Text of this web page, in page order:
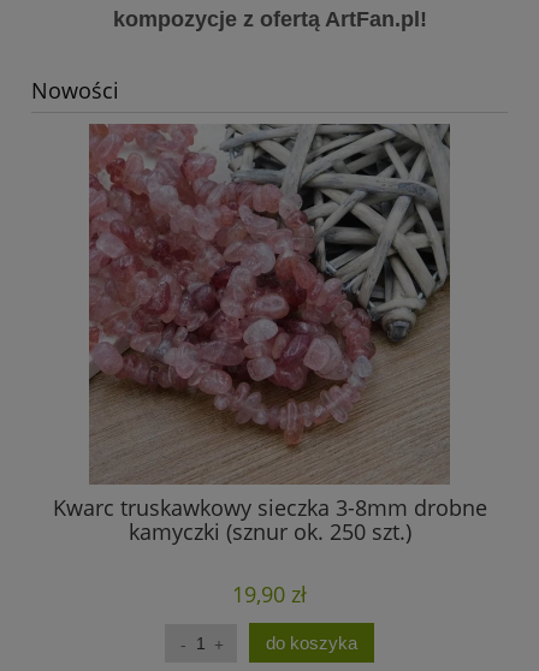
kompozycje z ofertą ArtFan.pl!
Nowości
Kwarc truskawkowy sieczka 3-8mm drobne
kamyczki (sznur ok. 250 szt.)
19,90 zł
do koszyka